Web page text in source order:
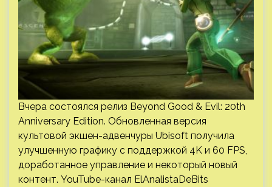
Вчера состоялся релиз Beyond Good & Evil: 20th
Anniversary Edition. Обновленная версия
культовой экшен-адвенчуры Ubisoft получила
улучшенную графику с поддержкой 4K и 60 FPS,
доработанное управление и некоторый новый
контент. YouTube-канал ElAnalistaDeBits